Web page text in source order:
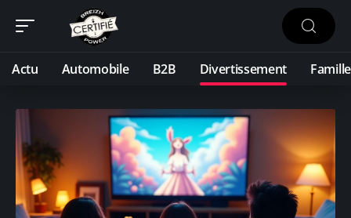
Actu Automobile B2B Divertissement Famille